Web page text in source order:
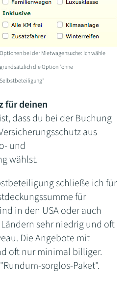
Optionen bei der Mietwagensuche: Ich wähle
grundsätzlich die Option "ohne
Selbstbeteiligung"
für deinen
dass du bei der Buchung
aus
und
wählst.
schließe ich für
für
in den USA oder auch
sehr niedrig und oft
Die Angebote mit
oft nur minimal billiger.
sorglos-Paket".